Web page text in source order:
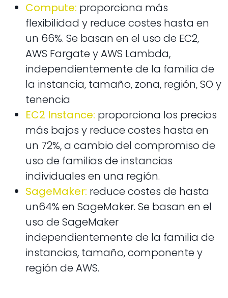
Compute: proporciona más
flexibilidad y reduce costes hasta en
un 66%. Se basan en el uso de EC2,
AWS Fargate y AWS Lambda,
independientemente de la familia de
la instancia, tamaño, zona, región, SO y
tenencia
EC2 Instance: proporciona los precios
más bajos y reduce costes hasta en
un 72%, a cambio del compromiso de
uso de familias de instancias
individuales en una región.
SageMaker: reduce costes de hasta
un64% en SageMaker. Se basan en el
uso de SageMaker
independientemente de la familia de
instancias, tamaño, componente y
región de AWS.